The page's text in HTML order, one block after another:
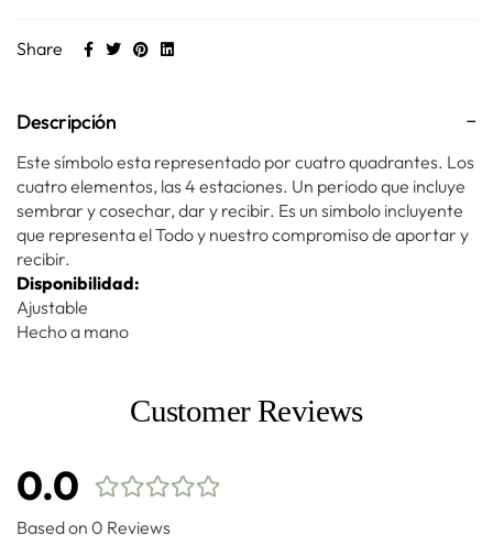
Share
Descripción
Este símbolo esta representado por cuatro quadrantes. Los
cuatro elementos, las 4 estaciones. Un periodo que incluye
sembrar y cosechar, dar y recibir. Es un simbolo incluyente
que representa el Todo y nuestro compromiso de aportar y
recibir.
Disponibilidad:
Ajustable
Hecho a mano
Customer Reviews
0.0
Based on 0 Reviews